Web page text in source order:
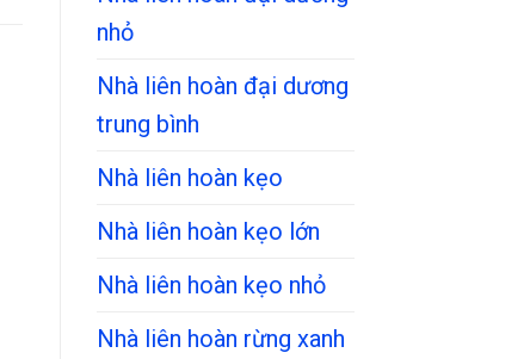
nhỏ
Nhà liên hoàn đại dương
trung bình
Nhà liên hoàn kẹo
Nhà liên hoàn kẹo lớn
Nhà liên hoàn kẹo nhỏ
Nhà liên hoàn rừng xanh